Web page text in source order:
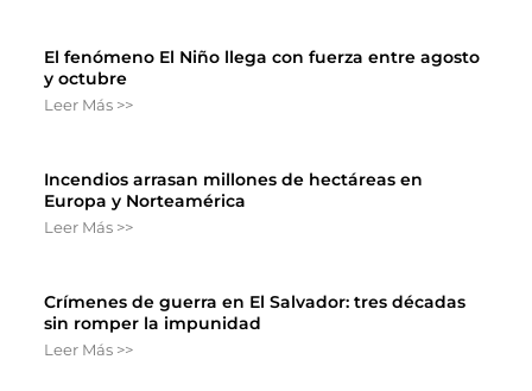
El fenómeno El Niño llega con fuerza entre agosto
y octubre
Leer Más >>
Incendios arrasan millones de hectáreas en
Europa y Norteamérica
Leer Más >>
Crímenes de guerra en El Salvador: tres décadas
sin romper la impunidad
Leer Más >>